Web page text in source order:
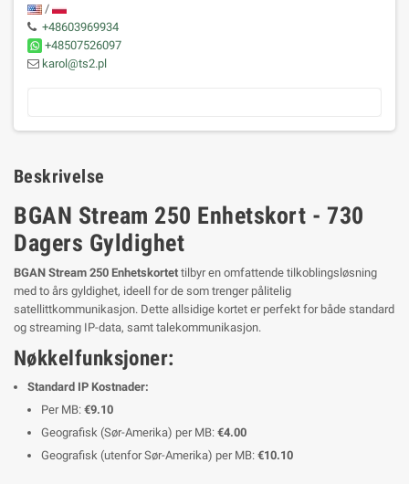
/
+48603969934
+48507526097
karol@ts2.pl
Beskrivelse
BGAN Stream 250 Enhetskort - 730
Dagers Gyldighet
BGAN Stream 250 Enhetskortet tilbyr en omfattende tilkoblingsløsning
med to års gyldighet, ideell for de som trenger pålitelig
satellittkommunikasjon. Dette allsidige kortet er perfekt for både standard
og streaming IP-data, samt talekommunikasjon.
Nøkkelfunksjoner:
Standard IP Kostnader:
Per MB: €9.10
Geografisk (Sør-Amerika) per MB: €4.00
Geografisk (utenfor Sør-Amerika) per MB: €10.10